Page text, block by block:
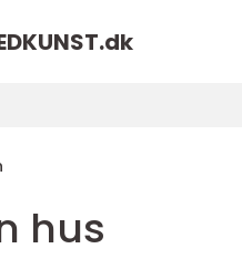
dk
hus